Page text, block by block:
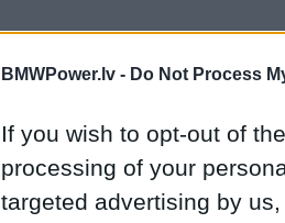
BMWPower.lv - Do Not Process
If you wish to opt-out of
processing of your
targeted advertising by